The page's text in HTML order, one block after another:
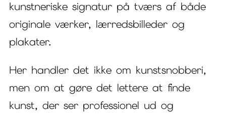
kunstneriske signatur på tværs af både
originale værker, lærredsbilleder og
plakater.
Her handler det ikke om kunstsnobberi,
men om at gøre det lettere at finde
kunst, der ser professionel ud og